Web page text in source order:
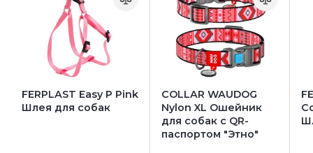
FERPLAST Easy P Pink
Шлея для собак
COLLAR WAUDOG
Nylon XL Ошейник
для собак с QR-
паспортом "Этно"